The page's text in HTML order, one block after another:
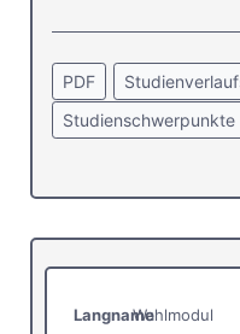
PDF
Studienschwerpunkte
LangnameWahlmodul